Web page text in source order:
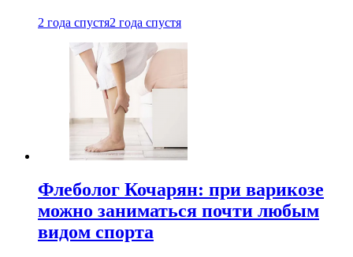
2 года спустя2 года спустя
Флеболог Кочарян: при варикозе
можно заниматься почти любым
видом спорта